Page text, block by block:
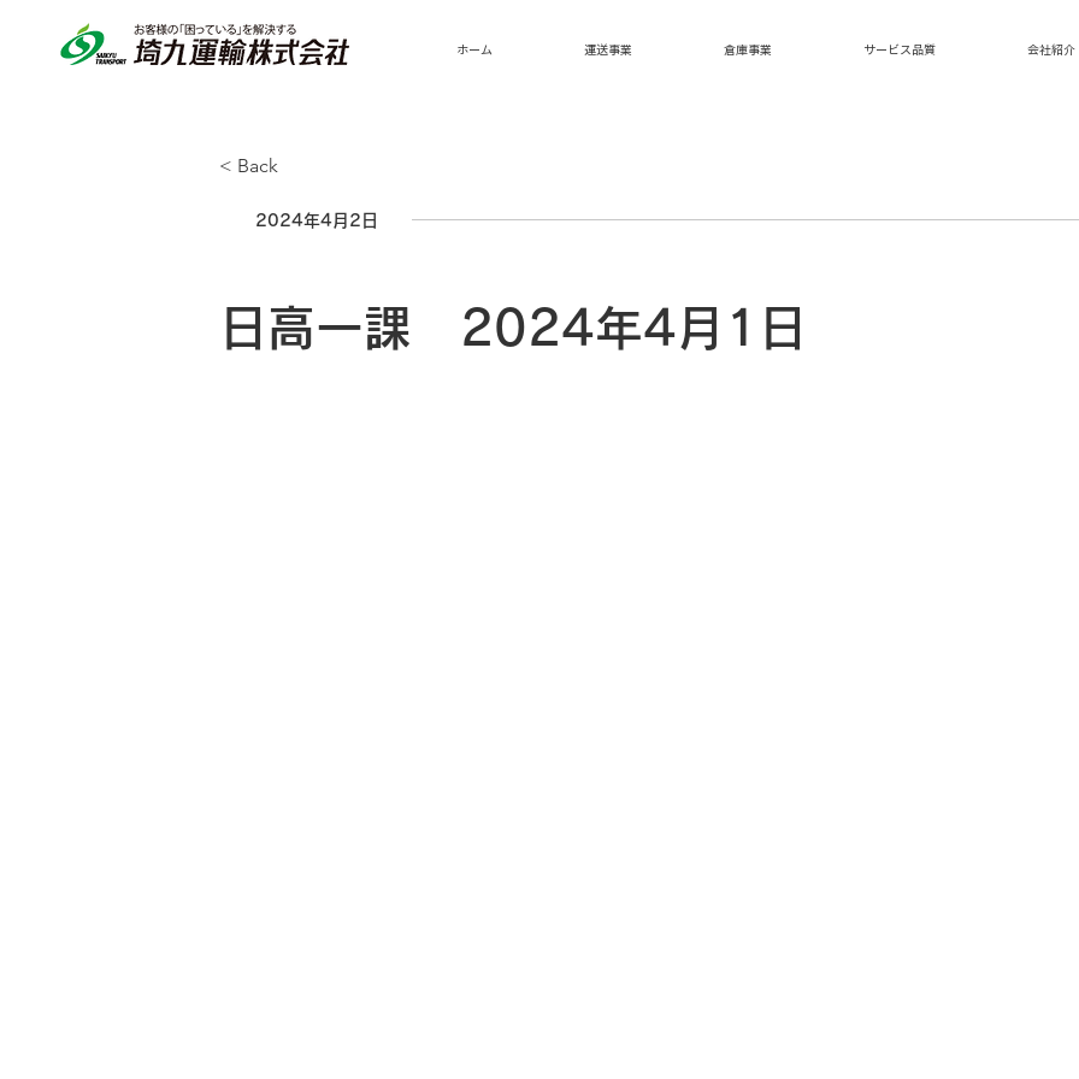
ホーム 運送事業 倉庫事業 サービス品質 会社紹介
< Back
2024年4月2日
日高一課 2024年4月1日